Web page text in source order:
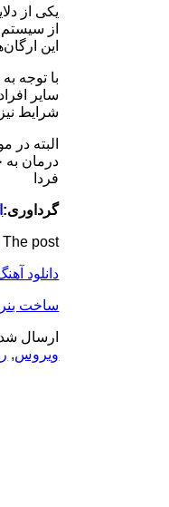
یکی از
از سیستم
این
با توجه
سایر
شرایط
البته
درمان
فردا
گرداوری:
The post
دانلود
ساخت بنر
ارسال
ویروس,